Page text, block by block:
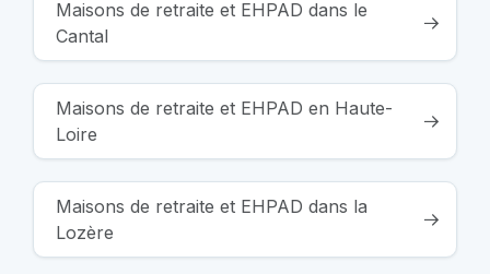
Maisons de retraite et EHPAD dans le
Cantal
Maisons de retraite et EHPAD en Haute-
Loire
Maisons de retraite et EHPAD dans la
Lozère